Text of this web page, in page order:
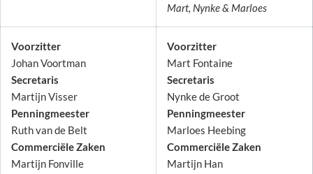
Mart, Nynke & Marloes
Voorzitter
Johan Voortman
Secretaris
Martijn Visser
Penningmeester
Ruth van de Belt
Commerciële Zaken
Martijn Fonville
Voorzitter
Mart Fontaine
Secretaris
Nynke de Groot
Penningmeester
Marloes Heebing
Commerciële Zaken
Martijn Han